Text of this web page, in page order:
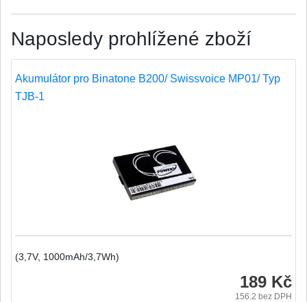
Naposledy prohlížené zboží
Akumulátor pro Binatone B200/ Swissvoice MP01/ Typ
TJB-1
(3,7V, 1000mAh/3,7Wh)
189 Kč
156.2 bez DPH